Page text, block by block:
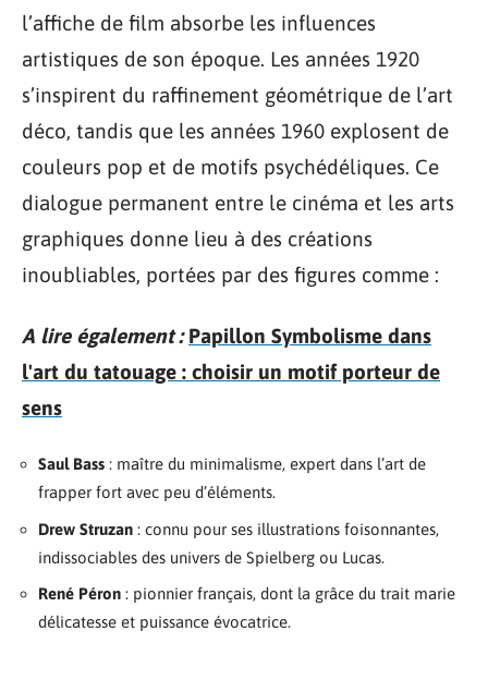
l’affiche de film absorbe les influences
artistiques de son époque. Les années 1920
s’inspirent du raffinement géométrique de l’art
déco, tandis que les années 1960 explosent de
couleurs pop et de motifs psychédéliques. Ce
dialogue permanent entre le cinéma et les arts
graphiques donne lieu à des créations
inoubliables, portées par des figures comme :
A lire également : Papillon Symbolisme dans
l'art du tatouage : choisir un motif porteur de
sens
Saul Bass : maître du minimalisme, expert dans l’art de
frapper fort avec peu d’éléments.
Drew Struzan : connu pour ses illustrations foisonnantes,
indissociables des univers de Spielberg ou Lucas.
René Péron : pionnier français, dont la grâce du trait marie
délicatesse et puissance évocatrice.